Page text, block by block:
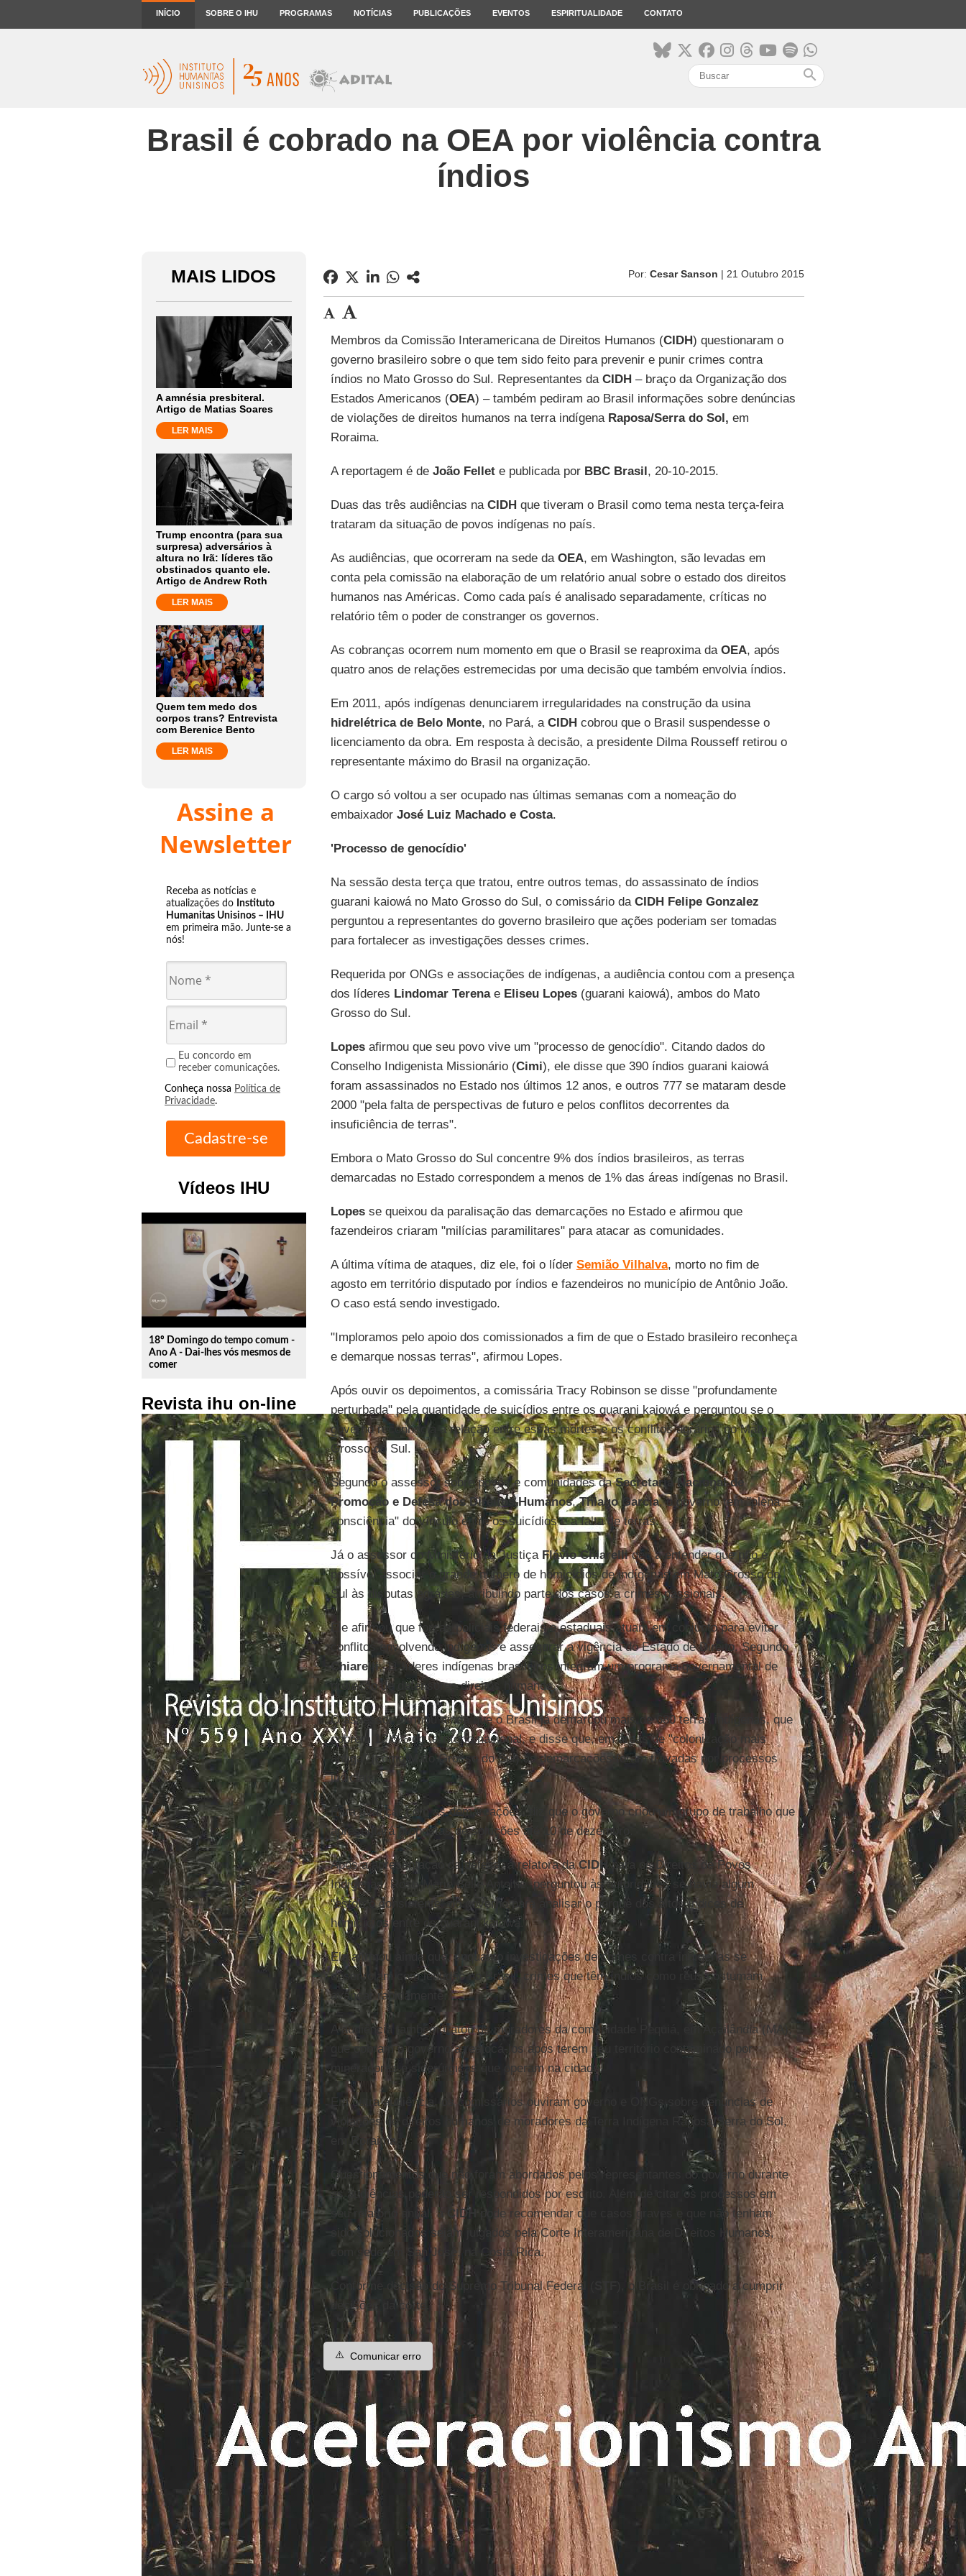
INÍCIO SOBRE O IHU PROGRAMAS NOTÍCIAS PUBLICAÇÕES EVENTOS ESPIRITUALIDADE CONTATO
search
Brasil é cobrado na OEA por violência contra
índios
MAIS LIDOS
A amnésia presbiteral.
Artigo de Matias Soares
LER MAIS
Trump encontra (para sua
surpresa) adversários à
altura no Irã: líderes tão
obstinados quanto ele.
Artigo de Andrew Roth
LER MAIS
Quem tem medo dos
corpos trans? Entrevista
com Berenice Bento
LER MAIS
Assine a
Newsletter
Receba as notícias e
atualizações do Instituto
Humanitas Unisinos – IHU
em primeira mão. Junte-se a
nós!
Eu concordo em
receber comunicações.
Conheça nossa Política de
Privacidade.
Vídeos IHU
play_circle_outline
18º Domingo do tempo comum -
Ano A - Dai-lhes vós mesmos de
comer
Revista ihu on-line
Por: Cesar Sanson | 21 Outubro 2015
Membros da Comissão Interamericana de Direitos Humanos (CIDH) questionaram o
governo brasileiro sobre o que tem sido feito para prevenir e punir crimes contra
índios no Mato Grosso do Sul. Representantes da CIDH– braço da Organização dos
Estados Americanos (OEA) – também pediram ao Brasil informações sobre denúncias
de violações de direitos humanos na terra indígena Raposa/Serra do Sol, em
Roraima.
A reportagem é de João Fellet e publicada por BBC Brasil, 20-10-2015.
Duas das três audiências na CIDHque tiveram o Brasil como tema nesta terça-feira
trataram da situação de povos indígenas no país.
As audiências, que ocorreram na sede da OEA, em Washington, são levadas em
conta pela comissão na elaboração de um relatório anual sobre o estado dos direitos
humanos nas Américas. Como cada país é analisado separadamente, críticas no
relatório têm o poder de constranger os governos.
As cobranças ocorrem num momento em que o Brasil se reaproxima da OEA, após
quatro anos de relações estremecidas por uma decisão que também envolvia índios.
Em 2011, após indígenas denunciarem irregularidades na construção da usina
hidrelétrica de Belo Monte, no Pará, a CIDHcobrou que o Brasil suspendesse o
licenciamento da obra. Em resposta à decisão, a presidente Dilma Rousseff retirou o
representante máximo do Brasil na organização.
O cargo só voltou a ser ocupado nas últimas semanas com a nomeação do
embaixador José Luiz Machado e Costa.
'Processo de genocídio'
Na sessão desta terça que tratou, entre outros temas, do assassinato de índios
guarani kaiowá no Mato Grosso do Sul, o comissário da CIDH Felipe Gonzalez
perguntou a representantes do governo brasileiro que ações poderiam ser tomadas
para fortalecer as investigações desses crimes.
Requerida por ONGs e associações de indígenas, a audiência contou com a presença
dos líderes Lindomar Terenae Eliseu Lopes(guarani kaiowá), ambos do Mato
Grosso do Sul.
Lopesafirmou que seu povo vive um "processo de genocídio". Citando dados do
Conselho Indigenista Missionário (Cimi), ele disse que 390 índios guarani kaiowá
foram assassinados no Estado nos últimos 12 anos, e outros 777 se mataram desde
2000 "pela falta de perspectivas de futuro e pelos conflitos decorrentes da
insuficiência de terras".
Embora o Mato Grosso do Sul concentre 9% dos índios brasileiros, as terras
demarcadas no Estado correspondem a menos de 1% das áreas indígenas no Brasil.
Lopesse queixou da paralisação das demarcações no Estado e afirmou que
fazendeiros criaram "milícias paramilitares" para atacar as comunidades.
A última vítima de ataques, diz ele, foi o líder Semião Vilhalva, morto no fim de
agosto em território disputado por índios e fazendeiros no município de Antônio João.
O caso está sendo investigado.
"Imploramos pelo apoio dos comissionados a fim de que o Estado brasileiro reconheça
e demarque nossas terras", afirmou Lopes.
Após ouvir os depoimentos, a comissária Tracy Robinson se disse "profundamente
perturbada" pela quantidade de suicídios entre os guarani kaiowá e perguntou se o
governo reconhecia a relação entre essas mortes e os conflitos agrários no Mato
Grosso do Sul.
Segundo o assessor sobre povos e comunidades daSecretaria Nacional de
Promoção e Defesa dos Direitos Humanos,Thiago Garcia, o governo tem "plena
consciência" do vínculo entre os suicídios e a falta de terras.
Já o assessor do Ministério da Justiça Flávio Chiarellideu a entender que não é
possível associar o grande número de homicídios de indígenas em Mato Grosso do
Sul às disputas agrárias, atribuindo parte dos casos a crimes passionais.
Ele afirmou que forças policiais federais e estaduais atuam em conjunto para evitar
conflitos envolvendo indígenas e assegurar a vigência do Estado de Direito. Segundo
Chiarelli, 11 líderes indígenas brasileiros integram um programa governamental de
proteção de defensores direitos humanos.
O assessor afirmou ainda que o Brasil já demarcou mais de 680 terras indígenas, que
cobrem 12,6% do território nacional, e disse que, em áreas de "colonização mais
antiga" (como Mato Grosso do Sul) as demarcações foram travadas por processos
judiciais.
Para avançar com as demarcações, diz que o governo criou um grupo de trabalho que
apresentará propostas de soluções até 10 de dezembro.
Após a apresentação da defesa, a relatora daCIDH para os Direitos de Povos
Indígenas, Rose-Marie Belle Antoine, perguntou às autoridades se havia algum
"esforço consistente" do governo para analisar o porquê dos altos índices de
homicídios entre os guarani kaiowá.
Ela afirmou ainda que, enquanto investigações de crimes contra indígenas se
desenrolam com lentidão no Brasil, crimes que têm índios como réus costumam
avançar rapidamente.
A audiência também tratou de moradores da comunidade Pequiá, em Açailândia (MA),
que cobram o governo a realocá-los após terem seu território contaminado por
mineradoras e siderúrgicas que operam na cidade.
Em outra audiência, os comissários ouviram governo e ONGs sobre denúncias de
violações de direitos humanos de moradores da Terra Indígena Raposa/Serra do Sol,
em Roraima.
Questionamentos que não foram abordados pelos representantes do governo durante
as audiências poderão ser respondidos por escrito. Além de citar os processos em
seu relatório anual, a
CIDH
pode recomendar que casos graves e que não tenham
sido solucionados sejam julgados pela Corte Interamericana de Direitos Humanos,
com sede em San José, na Costa Rica.
Conforme decisão do Supremo Tribunal Federal (
), o Brasil é obrigado a cumprir
decisões da corte.
⚠️ Comunicar erro